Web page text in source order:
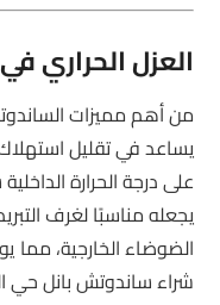
العزل الحراري
من أهم مميزات
يساعد في تقليل
على درجة الحرارة
يجعله مناسبًا لغرف
الضوضاء الخارجية، مما
شراء ساندوتش بانل حي